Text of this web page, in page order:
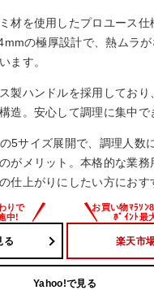
材を使用したプロユース仕
の極厚設計で、熱ムラ
ます。
製ハンドルを採用しており
造。安心して調理に集中で
5サイズ展開で、調理人数
がメリット。本格的な業務
仕上がりにしたい方におす
る 楽天市
Yahoo!で見る